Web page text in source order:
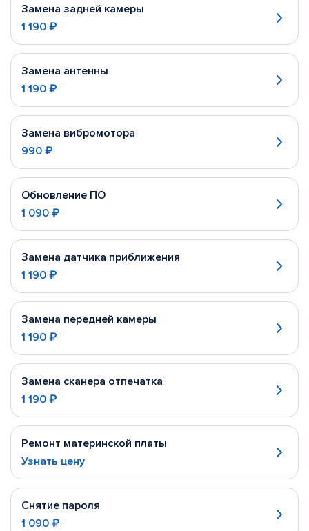
Замена задней камеры
1 190 ₽
Замена антенны
1 190 ₽
Замена вибромотора
990 ₽
Обновление ПО
1 090 ₽
Замена датчика приближения
1 190 ₽
Замена передней камеры
1 190 ₽
Замена сканера отпечатка
1 190 ₽
Ремонт материнской платы
Узнать цену
Снятие пароля
1 090 ₽